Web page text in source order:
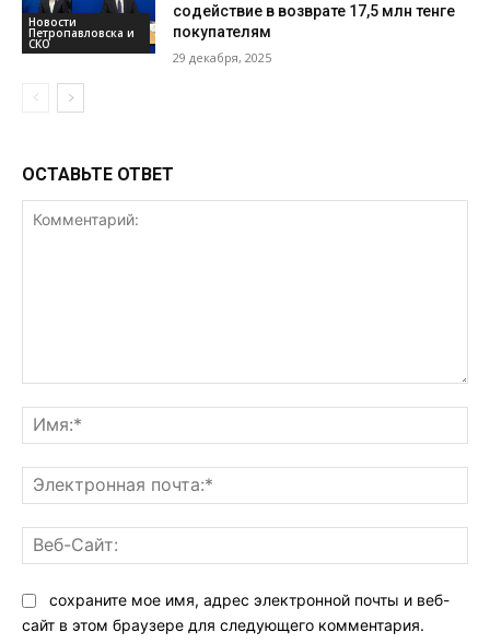
Новости
Петропавловска и
СКО
содействие в возврате 17,5 млн тенге
покупателям
29 декабря, 2025
ОСТАВЬТЕ ОТВЕТ
сохраните мое имя, адрес электронной почты и веб-
сайт в этом браузере для следующего комментария.